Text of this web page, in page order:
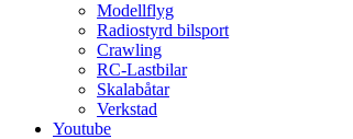
Modellflyg
Radiostyrd bilsport
Crawling
RC-Lastbilar
Skalabåtar
Verkstad
Youtube